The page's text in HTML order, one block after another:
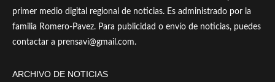
primer medio digital regional de noticias. Es administrado por la
familia Romero-Pavez. Para publicidad o envío de noticias, puedes
contactar a prensavi@gmail.com.
ARCHIVO DE NOTICIAS